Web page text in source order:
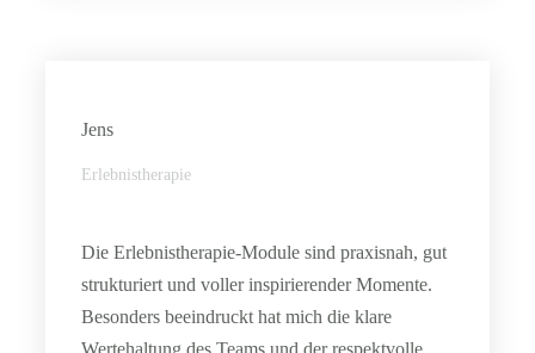
Jens
Erlebnistherapie
Die Erlebnistherapie-Module sind praxisnah, gut
strukturiert und voller inspirierender Momente.
Besonders beeindruckt hat mich die klare